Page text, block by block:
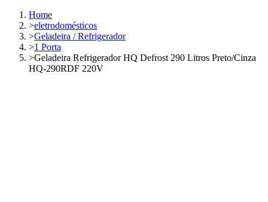
Home
>eletrodomésticos
>Geladeira / Refrigerador
>1 Porta
>Geladeira Refrigerador HQ Defrost 290 Litros Preto/Cinza
HQ-290RDF 220V